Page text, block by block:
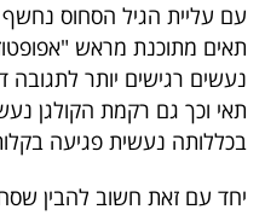
עם עליית הגיל הסחוס נחשף
תאים מתוכנת מראש
נעשים רגישים יותר לתגובה
תאי וכך גם רקמת הקולגן
בכללותה נעשית פגיעה
יחד עם זאת חשוב להבין